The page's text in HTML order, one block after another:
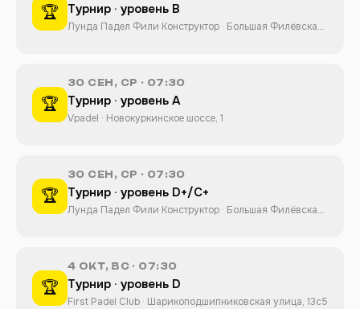
🏆 Турнир · уровень B
Лунда Падел Фили Конструктор · Большая Филёвская
🏆
30 СЕН, СР · 07:30
Турнир · уровень A
Vpadel · Новокуркинское шоссе, 1
🏆
30 СЕН, СР · 07:30
Турнир · уровень D+/C+
Лунда Падел Фили Конструктор · Большая Филёвская
🏆
4 ОКТ, ВС · 07:30
Турнир · уровень D
First Padel Club · Шарикоподшипниковская улица, 13с5